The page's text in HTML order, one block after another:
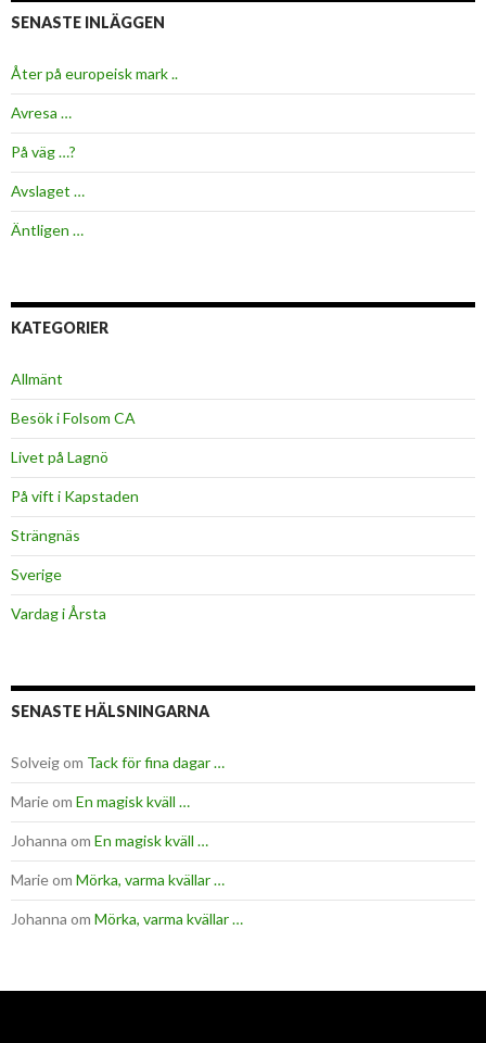
SENASTE INLÄGGEN
Åter på europeisk mark ..
Avresa …
På väg …?
Avslaget …
Äntligen …
KATEGORIER
Allmänt
Besök i Folsom CA
Livet på Lagnö
På vift i Kapstaden
Strängnäs
Sverige
Vardag i Årsta
SENASTE HÄLSNINGARNA
Solveigom Tack för fina dagar …
Marieom En magisk kväll …
Johanna om En magisk kväll …
Marieom Mörka, varma kvällar …
Johanna om Mörka, varma kvällar …